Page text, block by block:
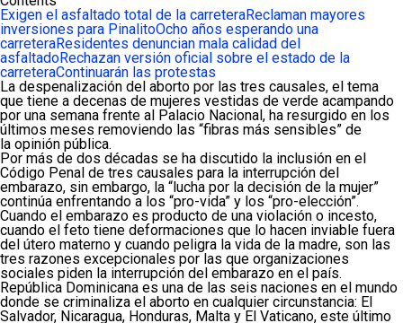
Exigen el asfaltado total de la carreteraReclaman mayores
inversiones para PinalitoOcho años esperando una
carreteraResidentes denuncian mala calidad del
asfaltadoRechazan versión oficial sobre el estado de la
carreteraContinuarán las protestas
La despenalización del aborto por las tres causales, el tema
que tiene a decenas de mujeres vestidas de verde acampando
por una semana frente al Palacio Nacional, ha resurgido en los
últimos meses removiendo las “fibras más sensibles” de
la opinión pública.
Por más de dos décadas se ha discutido la inclusión en el
Código Penal de tres causales para la interrupción del
embarazo, sin embargo, la “lucha por la decisión de la mujer”
continúa enfrentando a los “pro-vida” y los “pro-elección”.
Cuando el embarazo es producto de una violación o incesto,
cuando el feto tiene deformaciones que lo hacen inviable fuera
del útero materno y cuando peligra la vida de la madre, son las
tres razones excepcionales por las que organizaciones
sociales piden la interrupción del embarazo en el país.
República Dominicana es una de las seis naciones en el mundo
donde se criminaliza el aborto en cualquier circunstancia: El
Salvador, Nicaragua, Honduras, Malta y El Vaticano, este último